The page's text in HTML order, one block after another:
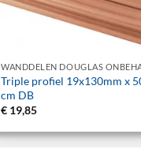
Triple profiel 19x130mm x
cm DB
€ 19,85